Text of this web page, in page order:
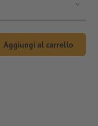
Aggiungi al carrello